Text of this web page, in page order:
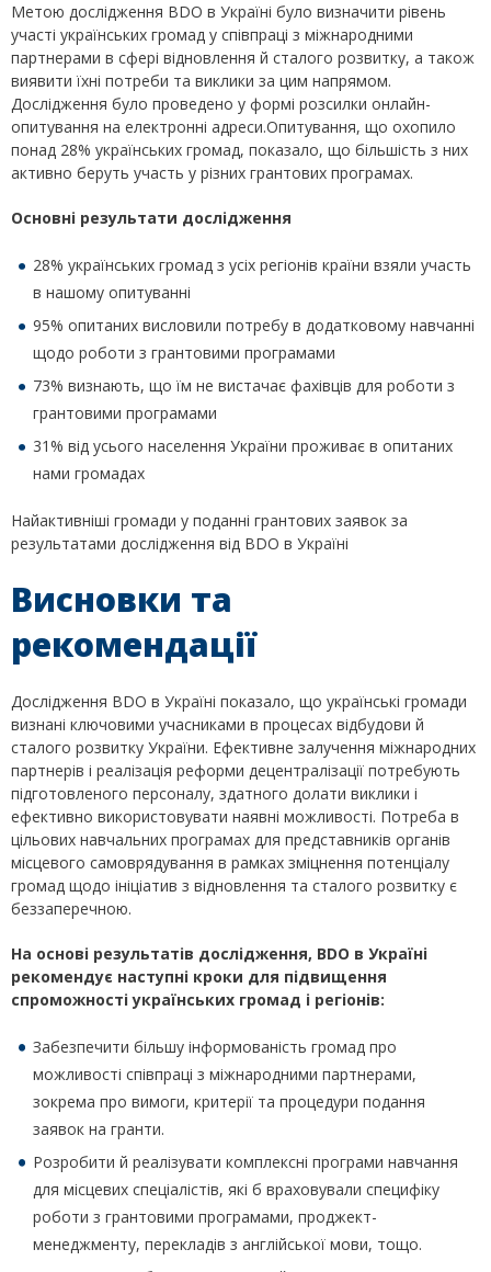
Метою дослідження BDO в Україні було визначити рівень
участі українських громад у співпраці з міжнародними
партнерами в сфері відновлення й сталого розвитку, а також
виявити їхні потреби та виклики за цим напрямом.
Дослідження було проведено у формі розсилки онлайн-
опитування на електронні адреси.Опитування, що охопило
понад 28% українських громад, показало, що більшість з них
активно беруть участь у різних грантових програмах.
Основні результати дослідження
28% українських громад з усіх регіонів країни взяли участь
в нашому опитуванні
95% опитаних висловили потребу в додатковому навчанні
щодо роботи з грантовими програмами
73% визнають, що їм не вистачає фахівців для роботи з
грантовими програмами
31% від усього населення України проживає в опитаних
нами громадах
Найактивніші громади у поданні грантових заявок за
результатами дослідження від BDO в Україні
Висновки та
рекомендації
Дослідження BDO в Україні показало, що українські громади
визнані ключовими учасниками в процесах відбудови й
сталого розвитку України. Ефективне залучення міжнародних
партнерів і реалізація реформи децентралізації потребують
підготовленого персоналу, здатного долати виклики і
ефективно використовувати наявні можливості. Потреба в
цільових навчальних програмах для представників органів
місцевого самоврядування в рамках зміцнення потенціалу
громад щодо ініціатив з відновлення та сталого розвитку є
беззаперечною.
На основі результатів дослідження, BDO в Україні
рекомендує наступні кроки для підвищення
спроможності українських громад і регіонів:
Забезпечити більшу інформованість громад про
можливості співпраці з міжнародними партнерами,
зокрема про вимоги, критерії та процедури подання
заявок на гранти.
Розробити й реалізувати комплексні програми навчання
для місцевих спеціалістів, які б враховували специфіку
роботи з грантовими програмами, проджект-
менеджменту, перекладів з англійської мови, тощо.